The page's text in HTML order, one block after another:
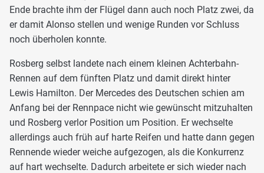
Ende brachte ihm der Flügel dann auch noch Platz zwei, da
er damit Alonso stellen und wenige Runden vor Schluss
noch überholen konnte.
Rosberg selbst landete nach einem kleinen Achterbahn-
Rennen auf dem fünften Platz und damit direkt hinter
Lewis Hamilton. Der Mercedes des Deutschen schien am
Anfang bei der Rennpace nicht wie gewünscht mitzuhalten
und Rosberg verlor Position um Position. Er wechselte
allerdings auch früh auf harte Reifen und hatte dann gegen
Rennende wieder weiche aufgezogen, als die Konkurrenz
auf hart wechselte. Dadurch arbeitete er sich wieder nach